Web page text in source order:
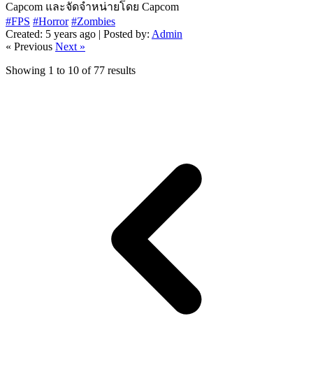
Capcom และจัดจำหน่ายโดย Capcom
#FPS #Horror #Zombies
Created: 5 years ago | Posted by: Admin
« Previous Next »
Showing 1 to 10 of 77 results